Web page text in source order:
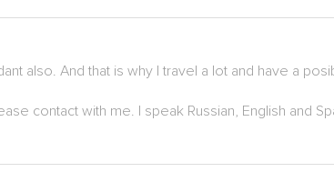
also. And that is why I travel a lot and have a
contact with me. I speak Russian, English and